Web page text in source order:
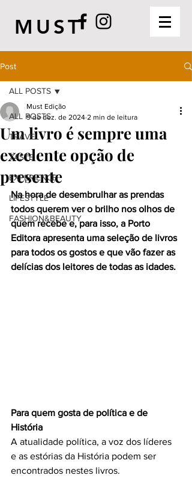
MUST
Post
ALL POSTS
TRAVEL
TASTE
EXPERIENCE
LIFESTYLE
FASHION&BEAUTY
ALL POSTS
Um livro é sempre uma
excelente opção de
presente
Must Edição
9 de dez. de 2024 2 min de leitura
Na hora de desembrulhar as prendas
todos querem ver o brilho nos olhos de
quem recebe e, para isso, a Porto
Editora apresenta uma seleção de livros
para todos os gostos e que vão fazer as
delícias dos leitores de todas as idades.
Para quem gosta de política e de
História
A atualidade política, a voz dos líderes
e as estórias da História podem ser
encontrados nestes livros.